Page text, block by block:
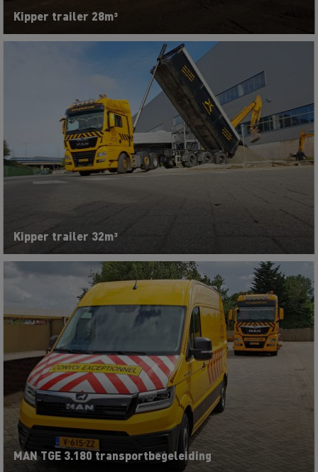
Kipper trailer 28m³
Kipper trailer 32m³
MAN TGE 3.180 transportbegeleiding